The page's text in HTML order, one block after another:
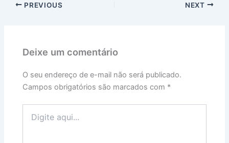
PREVIOUS NEXT
Deixe um comentário
O seu endereço de e-mail não será publicado.
Campos obrigatórios são marcados com *
aqui...